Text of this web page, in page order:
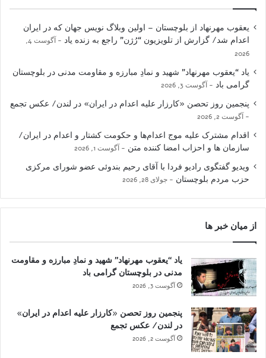
یعقوب مهرنهاد از بلوچستان – اولین وبلاگ نویس جهان که در ایران
اعدام شد/ گزارش از تلویزیون “رُژن” راجع به زنده یاد
آگوست 4,
2026
یاد “یعقوب مهرنهاد” شهید و نمادِ مبارزه و مقاومت مدنی در بلوچستان
گرامی باد
آگوست 3, 2026
پنجمین روز تحصن «کارزار علیه اعدام در ایران» در لندن/ عکس تجمع
آگوست 2, 2026
اقدام مشترک علیه موج اعدام‌ها و حکومت کشتار و اعدام در ایران/
سازمان ها و احزاب امضا کننده متن
آگوست 1, 2026
ویدیو گفتگوی رادیو فردا با آقای رحیم بندوئی عضو شورای مرکزی
حزب مردم بلوچستان
جولای 28, 2026
از میان خبر ها
یاد “یعقوب مهرنهاد” شهید و نمادِ مبارزه و مقاومت
مدنی در بلوچستان گرامی باد
آگوست 3, 2026
پنجمین روز تحصن «کارزار علیه اعدام در ایران»
در لندن/ عکس تجمع
آگوست 2, 2026